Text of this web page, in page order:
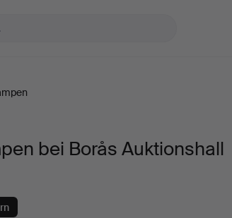
bei Borås Auktionshall